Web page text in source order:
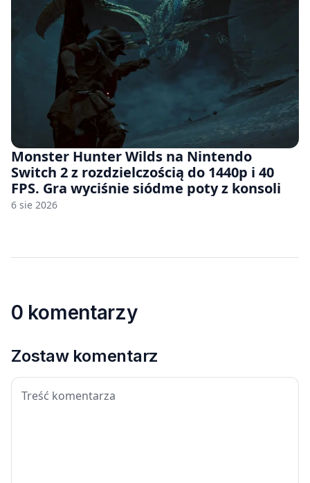
Monster Hunter Wilds na Nintendo
Switch 2 z rozdzielczością do 1440p i 40
FPS. Gra wyciśnie siódme poty z konsoli
6 sie 2026
0 komentarzy
Zostaw komentarz